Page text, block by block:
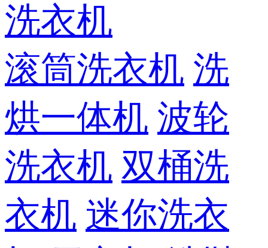
洗衣机
滚筒洗衣机 洗
烘一体机 波轮
洗衣机 双桶洗
衣机 迷你洗衣